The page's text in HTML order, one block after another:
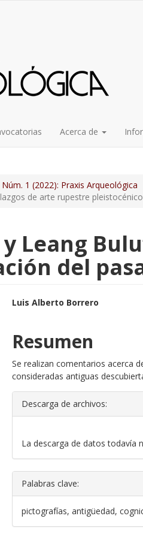
Acerca de
Núm. 1 (2022): Praxis Arqueológica
de arte rupestre
Leang
del
Luis Alberto Borrero
Resumen
Se realizan comentarios acerca
consideradas antiguas
Descarga de archivos:
La descarga de datos todavía
Palabras clave:
pictografías, antigüedad,